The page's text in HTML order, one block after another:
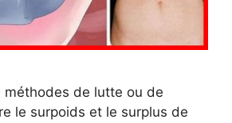
méthodes de lutte ou de
le surpoids et le surplus de